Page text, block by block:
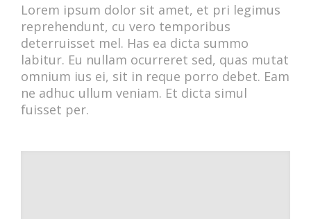
Lorem ipsum dolor sit amet, et pri legimus
reprehendunt, cu vero temporibus
deterruisset mel. Has ea dicta summo
labitur. Eu nullam ocurreret sed, quas mutat
omnium ius ei, sit in reque porro debet. Eam
ne adhuc ullum veniam. Et dicta simul
fuisset per.